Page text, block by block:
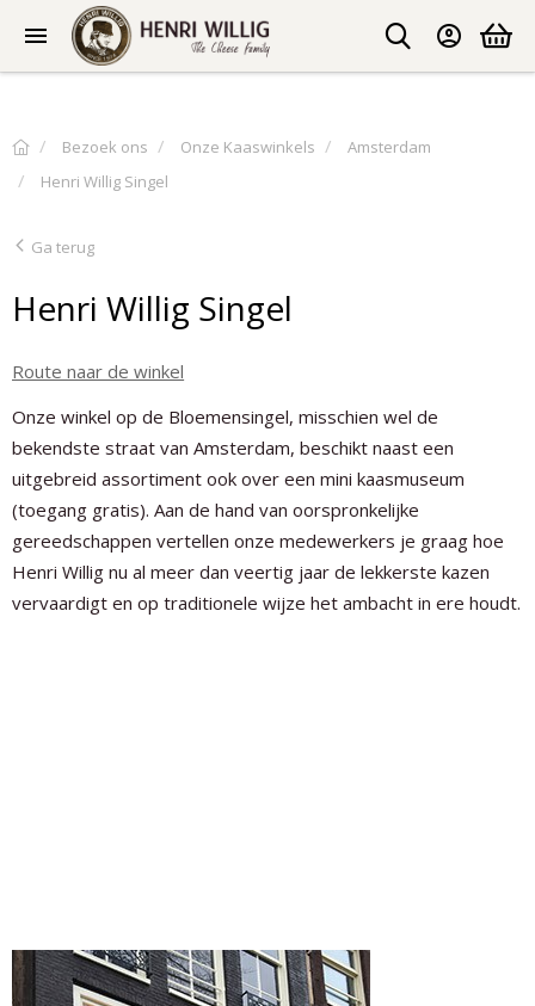
Bezoek ons Onze Kaaswinkels
Amsterdam
Henri Willig Singel
Ga terug
Henri Willig Singel
Route naar de winkel
Onze winkel op de Bloemensingel, misschien wel de
bekendste straat van Amsterdam, beschikt naast een
uitgebreid assortiment ook over een mini kaasmuseum
(toegang gratis). Aan de hand van oorspronkelijke
gereedschappen vertellen onze medewerkers je graag hoe
Henri Willig nu al meer dan veertig jaar de lekkerste kazen
vervaardigt en op traditionele wijze het ambacht in ere houdt.